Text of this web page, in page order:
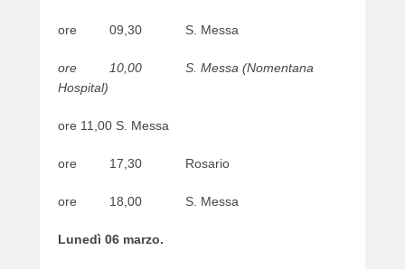
b
a
s
e
ore 09,30 S. Messa
ore 10,00 S. Messa (Nomentana
Hospital)
ore 11,00 S. Messa
ore 17,30 Rosario
ore 18,00 S. Messa
Lunedì 06 marzo.